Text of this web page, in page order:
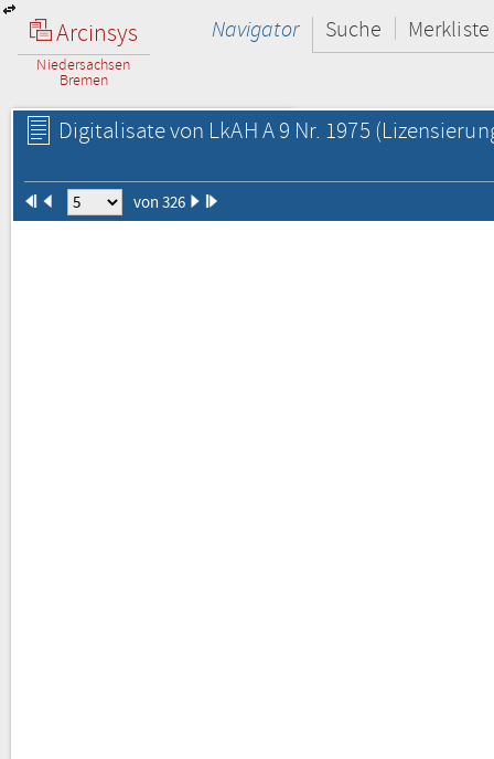
Arcinsys
Niedersachsen
Bremen
Navigator Suche Merkliste
Digitalisate von LkAH A 9 Nr. 1975
von 326